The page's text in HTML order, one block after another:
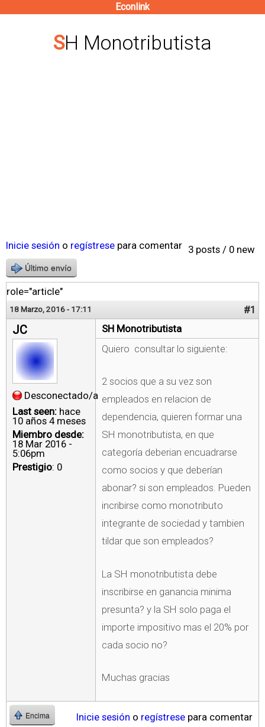
contenido
Econlink
SH Monotributista
3 posts / 0 new
Inicie sesión o regístrese para comentar
Último envío
role="article"
18 Marzo, 2016 - 17:11 #1
JC
Desconectado/a
Last seen: hace
10 años 4 meses
Miembro desde:
18 Mar 2016 -
5:06pm
Prestigio: 0
SH Monotributista
Quiero consultar lo siguiente:
2 socios que a su vez son
empleados en relacion de
dependencia, quieren formar una
SH monotributista, en que
categoría deberian encuadrarse
como socios y que deberían
abonar? si son empleados. Pueden
incribirse como monotributo
integrante de sociedad y tambien
tildar que son empleados?
La SH monotributista debe
inscribirse en ganancia minima
presunta? y la SH solo paga el
importe impositivo mas el 20% por
cada socio no?
Muchas gracias
Encima Inicie sesión o regístrese para comentar